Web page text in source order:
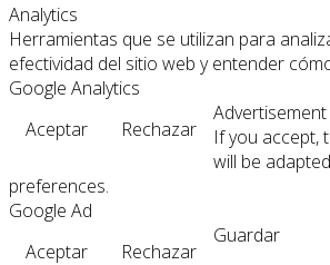
Analytics
Herramientas que se utilizan para
efectividad del sitio web y entender
Google Analytics
Aceptar
Rechazar
Advertisement
If you accept,
will be
preferences.
Google Ad
Aceptar
Rechazar
Guardar